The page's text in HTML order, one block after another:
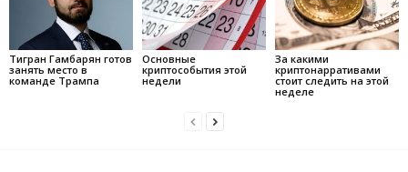
Тигран Гамбарян готов
занять место в
команде Трампа
Основные
криптособытия этой
недели
За какими
криптонарративами
стоит следить на этой
неделе